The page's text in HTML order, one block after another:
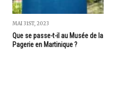
MAI 31ST, 2023
Que se passe-t-il au Musée de la
Pagerie en Martinique ?